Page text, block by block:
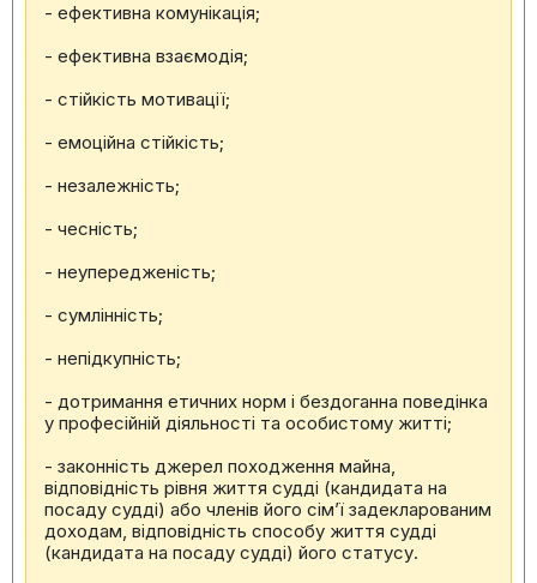
- ефективна комунікація;
- ефективна взаємодія;
- стійкість мотивації;
- емоційна стійкість;
- незалежність;
- чесність;
- неупередженість;
- сумлінність;
- непідкупність;
- дотримання етичних норм і бездоганна поведінка
у професійній діяльності та особистому житті;
- законність джерел походження майна,
відповідність рівня життя судді (кандидата на
посаду судді) або членів його сімʼї задекларованим
доходам, відповідність способу життя судді
(кандидата на посаду судді) його статусу.